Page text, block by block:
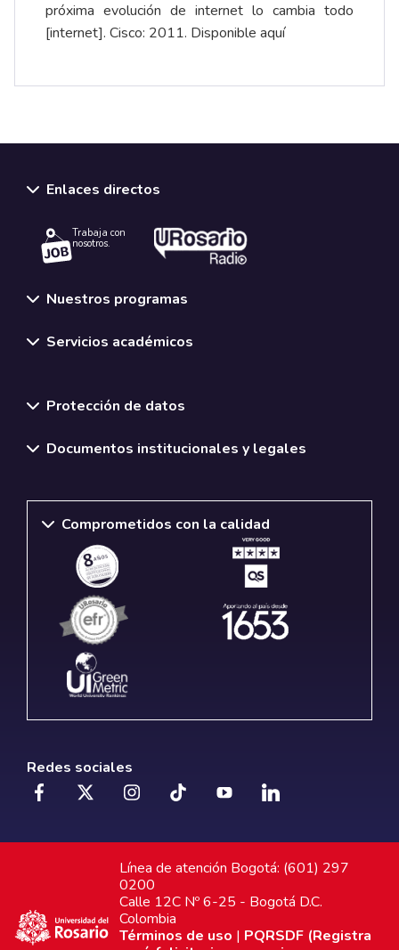
próxima evolución de internet lo cambia todo
[internet]. Cisco: 2011. Disponible aquí
Enlaces directos
Trabaja con
nosotros.
Nuestros programas
Servicios académicos
Protección de datos
Documentos institucionales y legales
Comprometidos con la calidad
Redes sociales
Línea de atención Bogotá: (601) 297
0200
Calle 12C Nº 6-25 - Bogotá D.C.
Colombia
Términos de uso | PQRSDF (Registra